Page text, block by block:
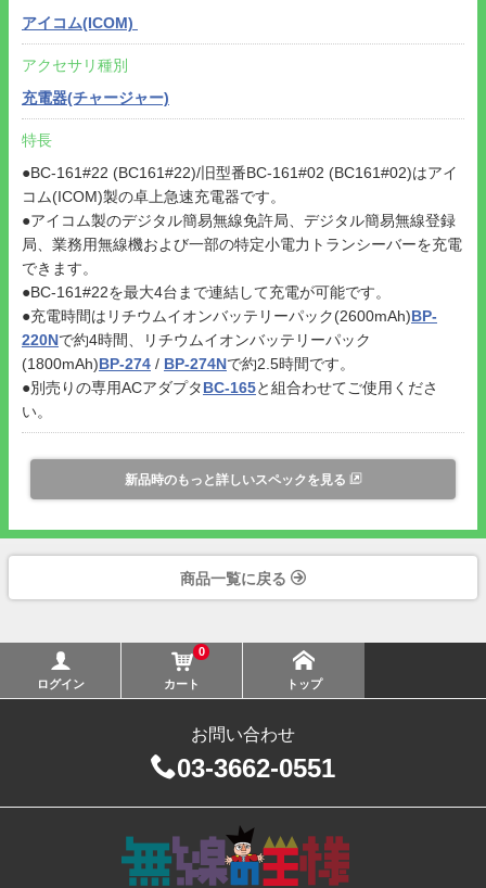
アイコム(ICOM)
アクセサリ種別
充電器(チャージャー)
特長
●BC-161#22 (BC161#22)/旧型番BC-161#02 (BC161#02)はアイ
コム(ICOM)製の卓上急速充電器です。
●アイコム製のデジタル簡易無線免許局、デジタル簡易無線登録
局、業務用無線機および一部の特定小電力トランシーバーを充電
できます。
●BC-161#22を最大4台まで連結して充電が可能です。
●充電時間はリチウムイオンバッテリーパック(2600mAh)BP-
220Nで約4時間、リチウムイオンバッテリーパック
(1800mAh)BP-274 / BP-274Nで約2.5時間です。
●別売りの専用ACアダプタBC-165と組合わせてご使用くださ
い。
新品時のもっと詳しいスペックを見る
商品一覧に戻る
ログイン
0
カート トップ
お問い合わせ
03-3662-0551